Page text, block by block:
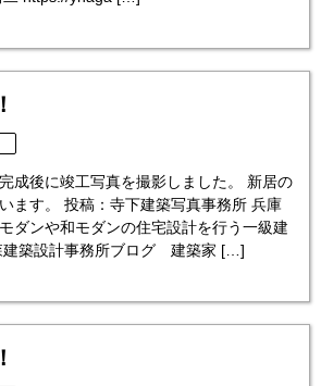
成後に竣工写真を撮影しました。 新居の
ます。 投稿：寺下建築写真事務所 兵庫
ダンや和モダンの住宅設計を行う一級建
建築設計事務所ブログ 建築家 […]